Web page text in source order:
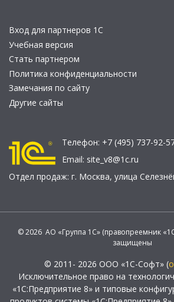
Вход для партнеров 1С
Учебная версия
Стать партнером
Политика конфиденциальности
Замечания по сайту
Другие сайты
Телефон: +7 (495) 737-92-
Email: site_v8@1c.ru
Отдел продаж: г. Москва, улица
© 2026 АО «Группа 1С» (правопреемник
защищены
© 2011- 2026 ООО «1С-Софт» (
Исключительное право на
«1С:Предприятие 8» и типовые